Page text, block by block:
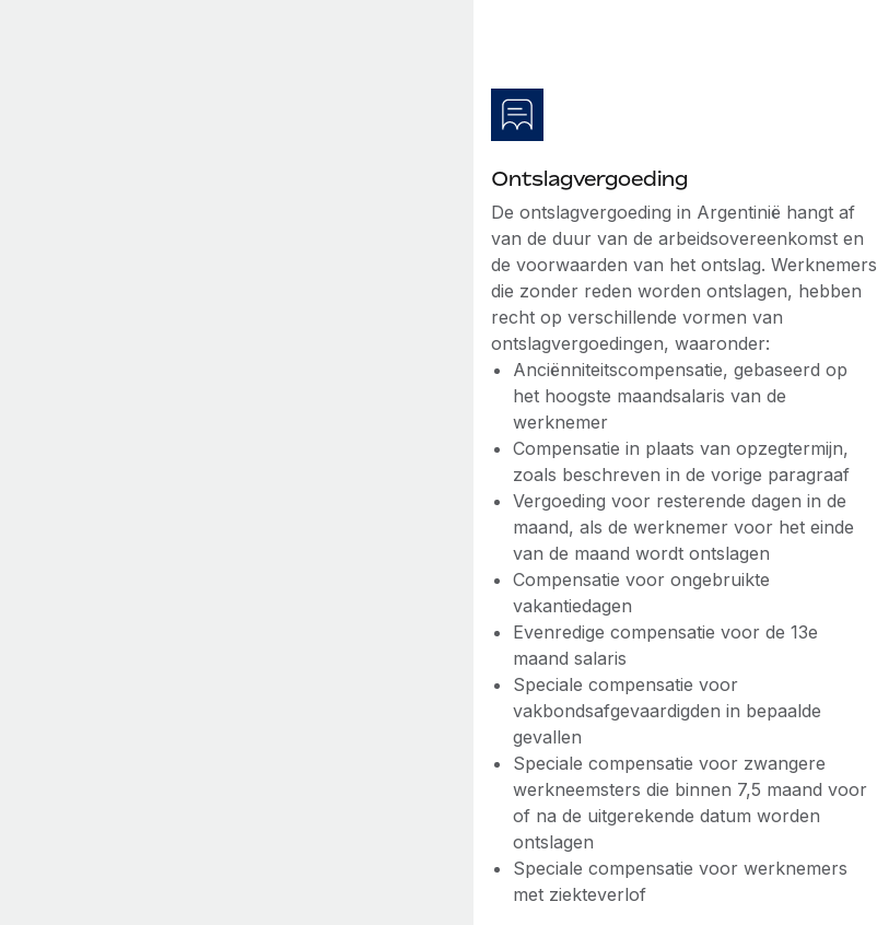
Ontslagvergoeding
De ontslagvergoeding in Argentinië hangt af
van de duur van de arbeidsovereenkomst en
de voorwaarden van het ontslag. Werknemers
die zonder reden worden ontslagen, hebben
recht op verschillende vormen van
ontslagvergoedingen, waaronder:
Anciënniteitscompensatie, gebaseerd op
het hoogste maandsalaris van de
werknemer
Compensatie in plaats van opzegtermijn,
zoals beschreven in de vorige paragraaf
Vergoeding voor resterende dagen in de
maand, als de werknemer voor het einde
van de maand wordt ontslagen
Compensatie voor ongebruikte
vakantiedagen
Evenredige compensatie voor de 13e
maand salaris
Speciale compensatie voor
vakbondsafgevaardigden in bepaalde
gevallen
Speciale compensatie voor zwangere
werkneemsters die binnen 7,5 maand voor
of na de uitgerekende datum worden
ontslagen
Speciale compensatie voor werknemers
met ziekteverlof